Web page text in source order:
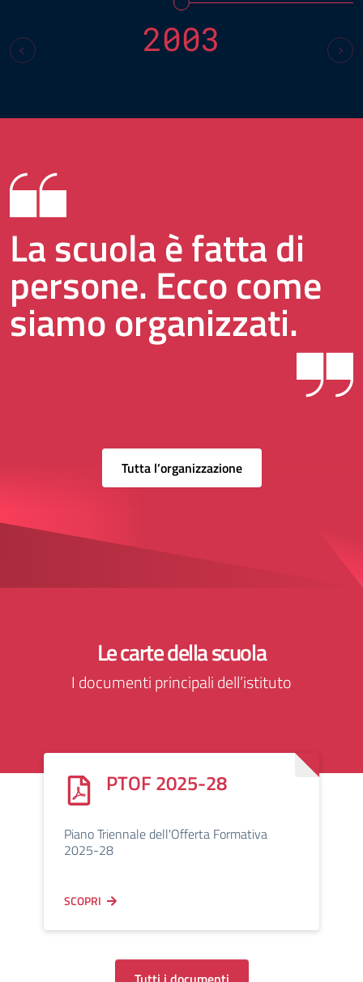
2003
La scuola è fatta di
persone. Ecco come
siamo organizzati.
Tutta l’organizzazione
Le carte della scuola
I documenti principali dell’istituto
PTOF 2025-28
Piano Triennale dell'Offerta Formativa
2025-28
SCOPRI